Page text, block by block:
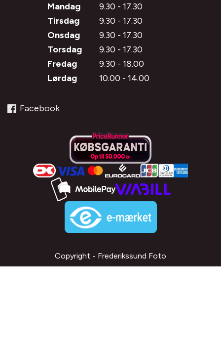
Mandag
9.30 - 17.30
Tirsdag
9.30 - 17.30
Onsdag
9.30 - 17.30
Torsdag
9.30 - 17.30
Fredag
9.30 - 18.00
Lørdag
10.00 - 14.00
Facebook
Copyright - Frederikssund Foto